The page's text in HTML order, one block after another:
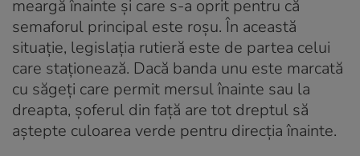
meargă înainte și care s-a oprit pentru că
semaforul principal este roșu. În această
situație, legislația rutieră este de partea celui
care staționează. Dacă banda unu este marcată
cu săgeți care permit mersul înainte sau la
dreapta, șoferul din față are tot dreptul să
aștepte culoarea verde pentru direcția înainte.